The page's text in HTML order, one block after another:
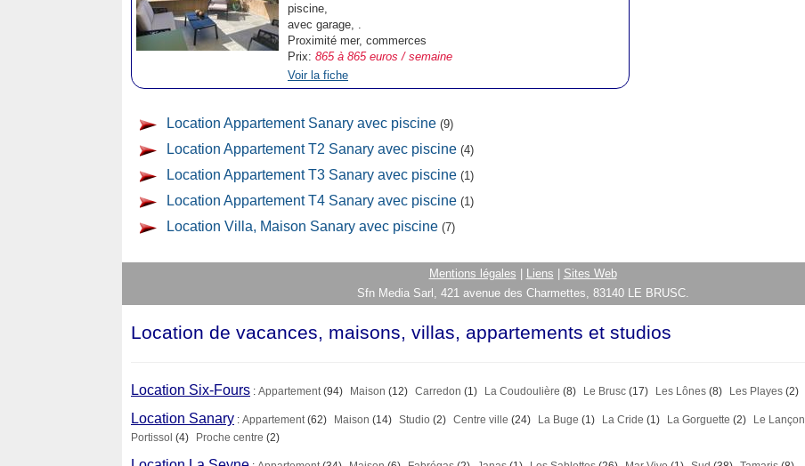
piscine,
avec garage, .
Proximité mer, commerces
Prix: 865 à 865 euros / semaine
Voir la fiche
Location Appartement Sanary avec piscine (9)
Location Appartement T2 Sanary avec piscine (4)
Location Appartement T3 Sanary avec piscine (1)
Location Appartement T4 Sanary avec piscine (1)
Location Villa, Maison Sanary avec piscine (7)
Mentions légales Liens
Sites Web
Sfn Media Sarl, 421 avenue des Charmettes, 83140 LE BRUSC.
Location de vacances, maisons, villas, appartements et studios
Location Six-Fours : Appartement(94) Maison (12) Carredon (1) La Coudoulière (8) Le Brusc (17) Les Lônes (8) Les Playes (2)
Location Sanary : Appartement(62) Maison (14) Studio (2) Centre ville (24) La Buge (1) La Cride (1) La Gorguette (2) Le Lançon
Portissol (4) Proche centre (2)